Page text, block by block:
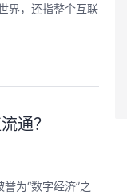
界，还指整个互联
通？
为“数字经济”之